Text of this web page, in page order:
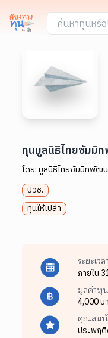
ทุนมูลนิธิไทยซัมมิ
โดย:มูลนิธิไทยซัมมิทพัฒ
ปวช.
ทุนให้เปล่า
ระยะเว
ภายใน
มูลค่าทุ
4,000 บ
คุณสม
ประพฤ